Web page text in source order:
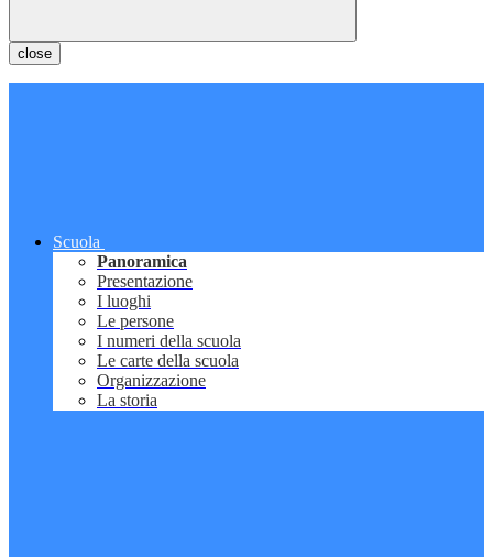
close
Scuola
Panoramica
Presentazione
I luoghi
Le persone
I numeri della scuola
Le carte della scuola
Organizzazione
La storia